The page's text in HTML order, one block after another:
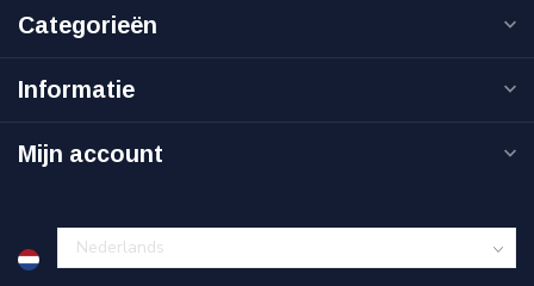
Categorieën
Informatie
Mijn account